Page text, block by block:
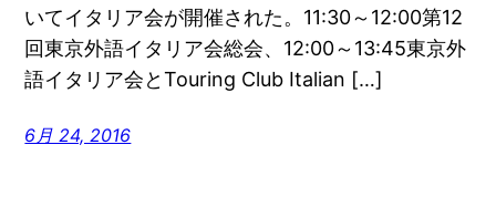
いてイタリア会が開催された。11:30～12:00第12
回東京外語イタリア会総会、12:00～13:45東京外
語イタリア会とTouring Club Italian […]
6月 24, 2016